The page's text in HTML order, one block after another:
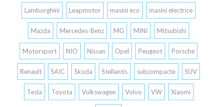
Lamborghini Leapmotor masini eco masini electrice
Mazda Mercedes-Benz MG MINI Mitsubishi
Motorsport NIO Nissan Opel Peugeot Porsche
Renault SAIC Skoda Stellantis subcompacte SUV
Tesla Toyota Volkswagen Volvo VW Xiaomi